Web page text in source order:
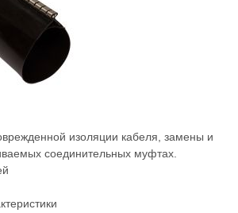
изоляции кабеля, замены и
соединительных муфтах.